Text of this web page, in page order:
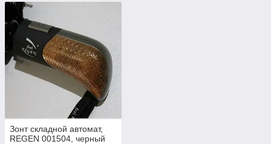
Зонт складной автомат,
REGEN 001504, черный